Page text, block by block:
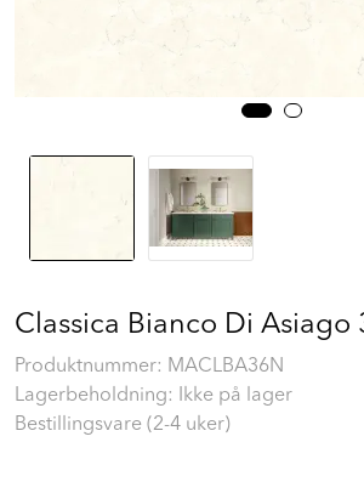
Classica Bianco Di Asiago
Produktnummer: MACLBA36N
Lagerbeholdning: Ikke på lager
Bestillingsvare (2-4 uker)
Favoritter (
Min side
Logg inn